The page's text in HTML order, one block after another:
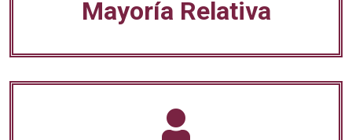
Mayoría Relativa